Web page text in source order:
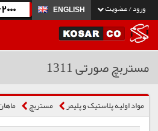
ورود / عضویت ENGLISH
مستربچ صورتی 1311
مواد اولیه پلاستیک و پلیمر مستربچ